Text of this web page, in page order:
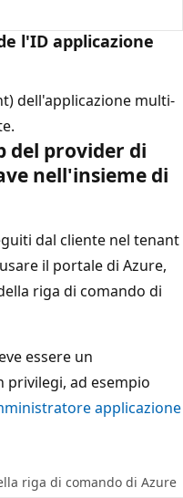
l'ID applicazione
dell'applicazione multi-
del provider di
nell'insieme di
dal cliente nel tenant
il portale di Azure,
riga di comando di
essere un
ad esempio
applicazione
riga di comando di Azure